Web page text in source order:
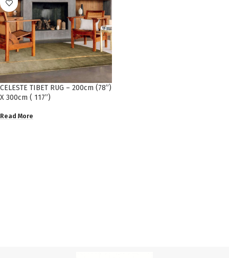
CELESTE TIBET RUG – 200cm (78”)
X 300cm ( 117”)
Read More